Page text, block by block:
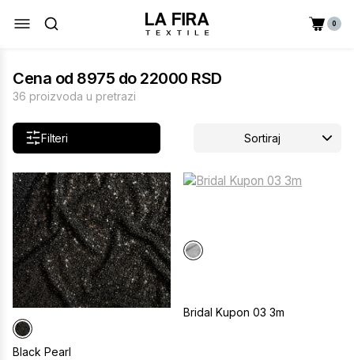
0
Cena od 8975 do 22000 RSD
36 proizvoda u pretrazi
Filteri Sortiraj
Black Pearl
Bridal Kupon 03 3m